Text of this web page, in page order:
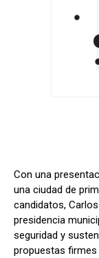
Con una
una ciudad de
candidatos,
presidencia
seguridad y
propuestas firmes